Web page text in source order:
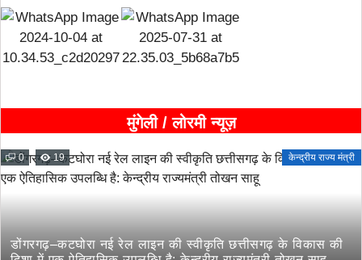
मुंगेली / लोरमी न्यूज़
0 19 केन्द्रीय राज्य मंत्री
डोंगरगढ़–कटघोरा नई रेल लाइन की स्वीकृति छत्तीसगढ़ के विकास की